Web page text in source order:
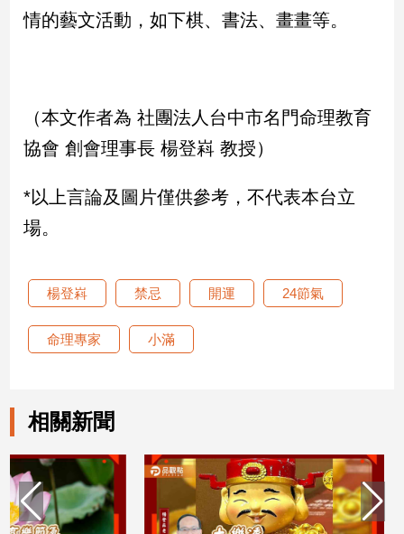
情的藝文活動，如下棋、書法、畫畫等。
（本文作者為 社團法人台中市名門命理教育
協會 創會理事長 楊登嵙 教授）
*以上言論及圖片僅供參考，不代表本台立
場。
楊登嵙 禁忌 開運 24節氣
命理專家 小滿
相關新聞